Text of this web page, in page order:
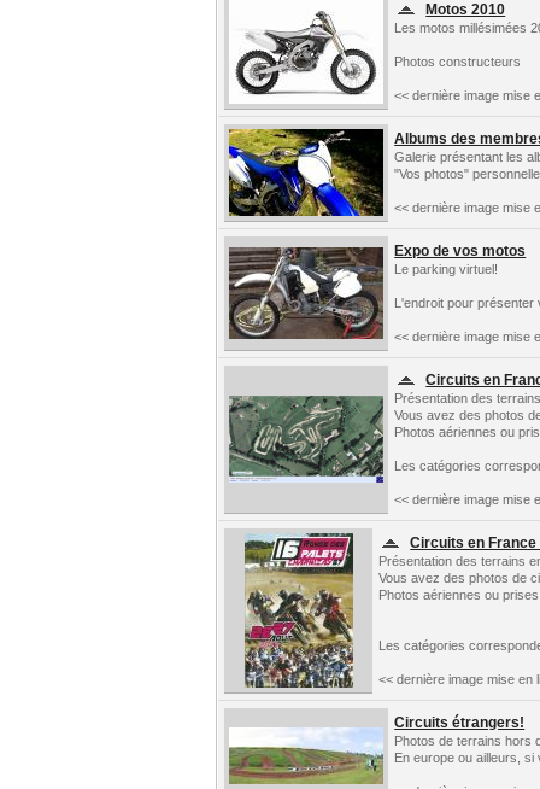
Motos 2010
Les motos millésimées
Photos constructeurs
<< dernière image mise
Albums des
Galerie présentant les
"Vos photos"
<< dernière image mise
Expo de vos motos
Le parking virtuel!
L'endroit pour présenter
<< dernière image mise
Circuits en
Présentation des
Vous avez des photos
Photos aériennes ou
Les catégories
<< dernière image mise
Circuits en France
Présentation des terrains
Vous avez des photos de
Photos aériennes ou
Les catégories
<< dernière image mise en
Circuits étrangers!
Photos de terrains hors
En europe ou ailleurs,